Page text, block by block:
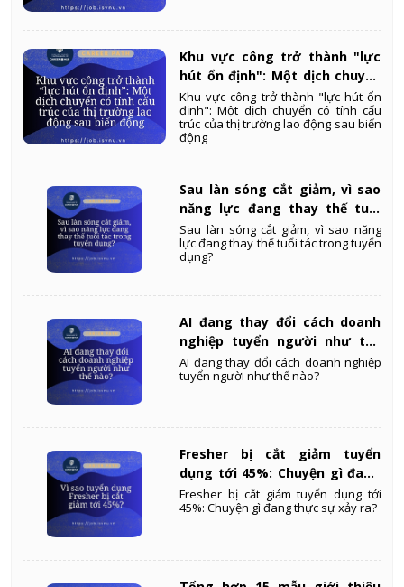
Khu vực công trở thành "lực
hút ổn định": Một dịch chuyển
có tính cấu trúc của thị
trường lao động sau biến
động
Khu vực công trở thành "lực hút ổn
định": Một dịch chuyển có tính cấu
trúc của thị trường lao động sau biến
động
Sau làn sóng cắt giảm, vì sao
năng lực đang thay thế tuổi
tác trong tuyển dụng?
Sau làn sóng cắt giảm, vì sao năng
lực đang thay thế tuổi tác trong tuyển
dụng?
AI đang thay đổi cách doanh
nghiệp tuyển người như thế
nào?
AI đang thay đổi cách doanh nghiệp
tuyển người như thế nào?
Fresher bị cắt giảm tuyển
dụng tới 45%: Chuyện gì đang
thực sự xảy ra?
Fresher bị cắt giảm tuyển dụng tới
45%: Chuyện gì đang thực sự xảy ra?